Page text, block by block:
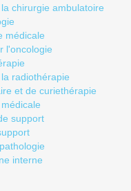
chirurgie ambulatoire
médicale
l'oncologie
radiothérapie
et de curiethérapie
support
interne